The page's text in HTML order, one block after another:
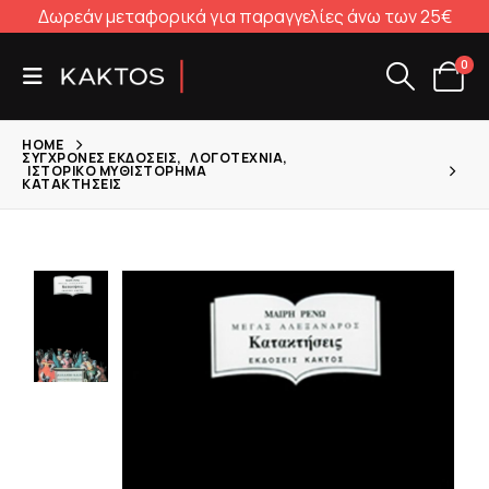
Δωρεάν μεταφορικά για παραγγελίες άνω των 25€
0
HOME
ΣΎΓΧΡΟΝΕΣ ΕΚΔΌΣΕΙΣ, ΛΟΓΟΤΕΧΝΊΑ,
ΙΣΤΟΡΙΚΌ ΜΥΘΙΣΤΌΡΗΜΑ
ΚΑΤΑΚΤΉΣΕΙΣ